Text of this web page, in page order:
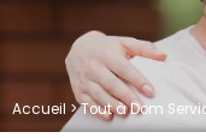
Accueil >Tout à Dom